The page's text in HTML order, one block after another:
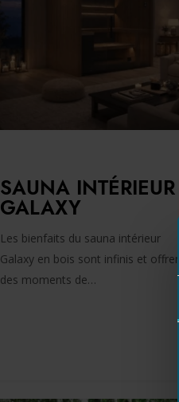
SAUNA INTÉRIEUR
GALAXY
Les bienfaits du sauna intérieur
Galaxy en bois sont infinis et offrent
des moments de…